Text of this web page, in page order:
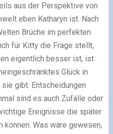
aus der Perspektive von
eben Katharyn ist. Nach
Brüche im perfekten
für Kitty die Frage stellt,
eigentlich besser ist, ist
Glück in
gibt. Entscheidungen
sind es auch Zufälle oder
Ereignisse die später
können. Was wäre gewesen,